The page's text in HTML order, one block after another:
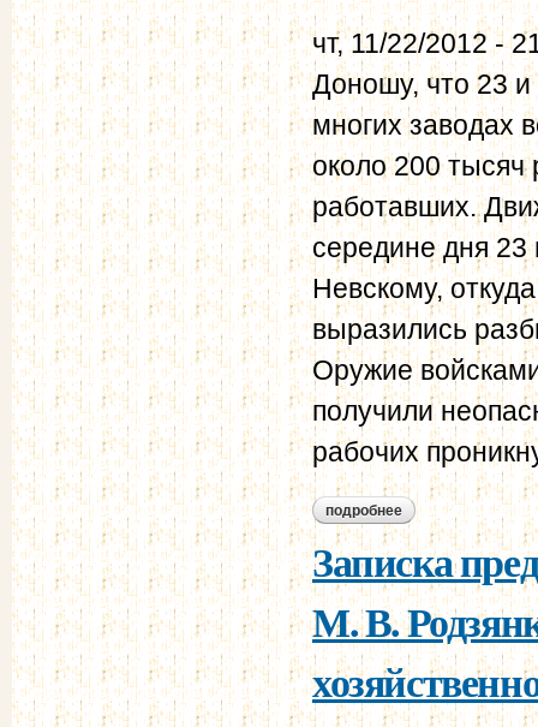
чт, 11/22/2012 -
Доношу, что 23 и
многих заводах
около 200 тысяч
работавших.
середине дня 23
Невскому,
выразились
Оружие
получили
рабочих
подробнее о телеграмма гл.
верховного
Записка
М. В.